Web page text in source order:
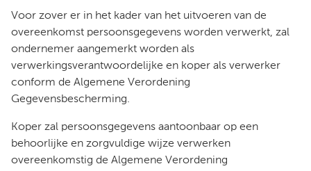
Voor zover er in het kader van het uitvoeren van de
overeenkomst persoonsgegevens worden verwerkt, zal
ondernemer aangemerkt worden als
verwerkingsverantwoordelijke en koper als verwerker
conform de Algemene Verordening
Gegevensbescherming.
Koper zal persoonsgegevens aantoonbaar op een
behoorlijke en zorgvuldige wijze verwerken
overeenkomstig de Algemene Verordening